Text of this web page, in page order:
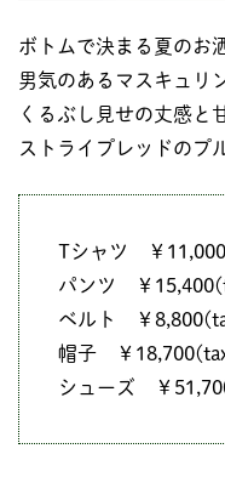
ボトムで決まる夏のお
男気のあるマスキュリ
くるぶし見せの丈感と
ストライプレッドのプ
Tシャツ ￥
パンツ ￥
ベルト ￥
帽子 ￥
シューズ ￥